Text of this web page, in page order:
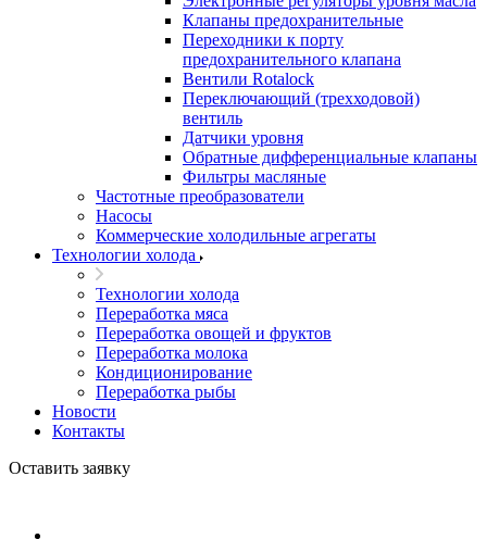
Клапаны предохранительные
Переходники к порту
предохранительного клапана
Вентили Rotalock
Переключающий (трехходовой)
вентиль
Датчики уровня
Обратные дифференциальные клапаны
Фильтры масляные
Частотные преобразователи
Насосы
Коммерческие холодильные агрегаты
Технологии холода
Технологии холода
Переработка мяса
Переработка овощей и фруктов
Переработка молока
Кондиционирование
Переработка рыбы
Новости
Контакты
Оставить заявку